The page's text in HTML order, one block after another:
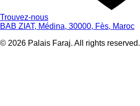
Trouvez-nous
BAB ZIAT, Médina, 30000, Fès, Maroc
© 2026 Palais Faraj. All rights reserved.